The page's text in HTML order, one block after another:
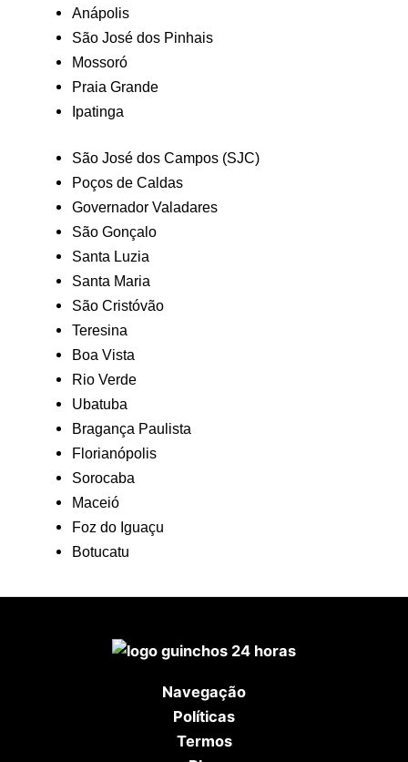
Anápolis
São José dos Pinhais
Mossoró
Praia Grande
Ipatinga
São José dos Campos (SJC)
Poços de Caldas
Governador Valadares
São Gonçalo
Santa Luzia
Santa Maria
São Cristóvão
Teresina
Boa Vista
Rio Verde
Ubatuba
Bragança Paulista
Florianópolis
Sorocaba
Maceió
Foz do Iguaçu
Botucatu
Navegação
Políticas
Termos